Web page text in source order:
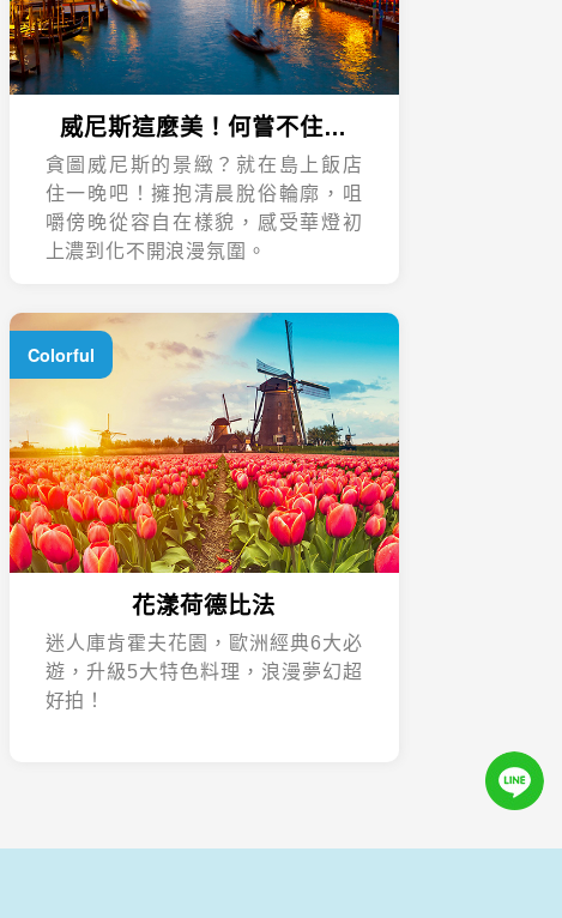
威尼斯這麼美！何嘗不住一
晚？
貪圖威尼斯的景緻？就在島上飯店
住一晚吧！擁抱清晨脫俗輪廓，咀
嚼傍晚從容自在樣貌，感受華燈初
上濃到化不開浪漫氛圍。
花漾荷德比法
Colorful
迷人庫肯霍夫花園，歐洲經典6大必
遊，升級5大特色料理，浪漫夢幻超
好拍！